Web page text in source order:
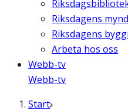
Riksdagens
Riksdagens
Arbeta hos oss
Webb-tv
Webb-tv
Start